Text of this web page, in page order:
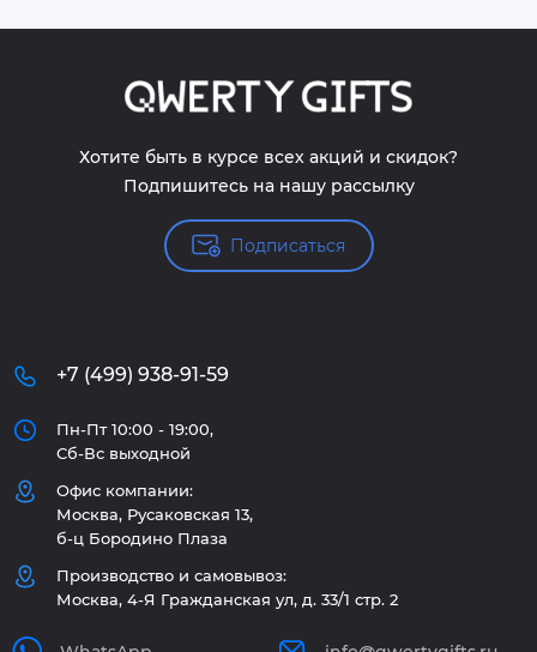
Хотите быть в курсе всех акций и скидок?
Подпишитесь на нашу рассылку
Подписаться
+7 (499) 938-91-59
Пн-Пт 10:00 - 19:00,
Сб-Вс выходной
Офис компании:
Москва, Русаковская 13,
б-ц Бородино Плаза
Производство и самовывоз:
Москва, 4-Я Гражданская ул, д. 33/1 стр. 2